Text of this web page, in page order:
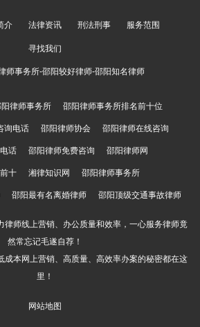
介 法律资讯 刑法刑事 服务范围
寻找我们
师事务所-邵阳较好律师-邵阳知名律师
律师事务所 邵阳律师事务所排名前十位
询电话 邵阳律师协会 邵阳律师在线咨询
话 邵阳律师免费咨询 邵阳律师网
十 湘律知识网 邵阳律师事务所
邵阳最有名离婚律师 邵阳顶级交通事故律师
律师线上营销、办公质量和效率，一心服务律师竟
然常忘记毛遂自荐！
成本网上营销、高质量、高效率办案的秘密都在这
里！
网站地图